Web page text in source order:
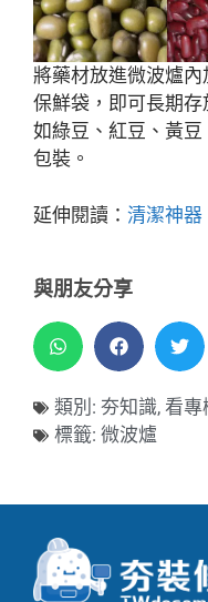
將藥材放進微波爐
保鮮袋，即可長期
如綠豆、紅豆、黃
包裝。
延伸閱讀： 清潔神器
與朋友分享
類別: 夯知識, 看專
標籤: 微波爐